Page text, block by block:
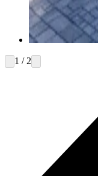
1 / 2